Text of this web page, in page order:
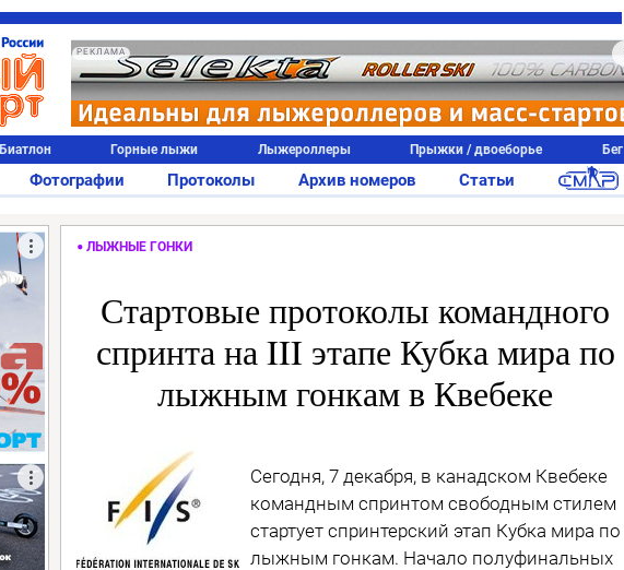
РЕКЛАМА
Биатлон Горные лыжи Лыжероллеры Прыжки / двоеборье Бег
Фотографии Протоколы Архив номеров Статьи
ЛЫЖНЫЕ ГОНКИ
Стартовые протоколы командного
спринта на III этапе Кубка мира по
лыжным гонкам в Квебеке
Сегодня, 7 декабря, в канадском Квебеке
командным спринтом свободным стилем
стартует спринтерский этап Кубка мира по
лыжным гонкам. Начало полуфинальных